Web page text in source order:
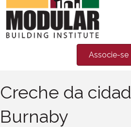
Associe-se
Creche da
Burnaby